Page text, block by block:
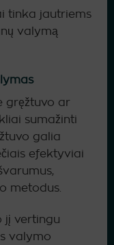
tinka jautriems
valymą
gręžtuvo ar
sumažinti
galia
efektyviai
metodus.
jį vertingu
valymo